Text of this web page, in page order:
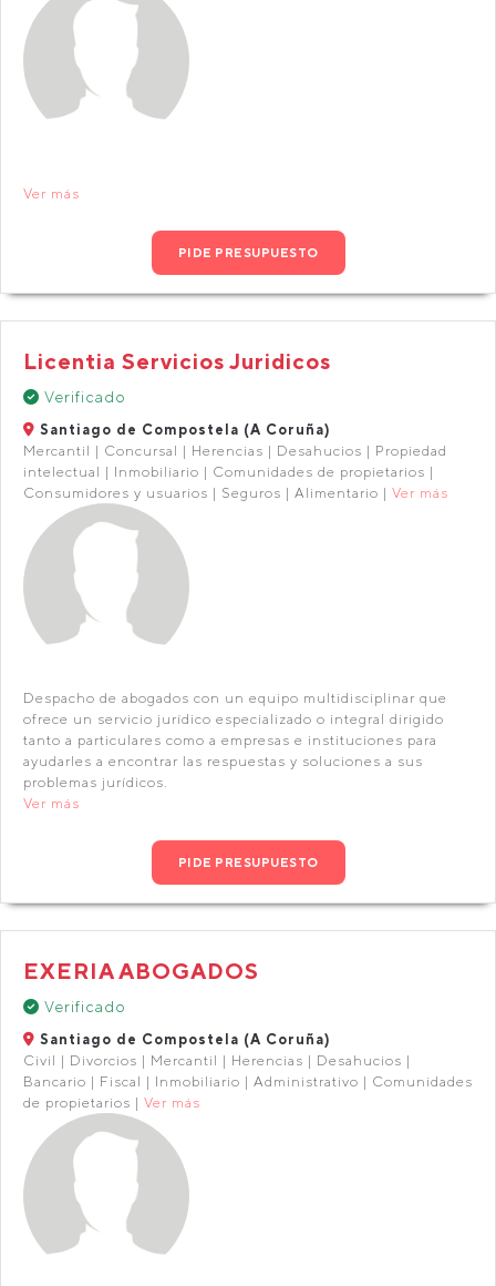
Ver más
PIDE PRESUPUESTO
Licentia Servicios Juridicos
Verificado
Santiago de Compostela (A Coruña)
Mercantil | Concursal | Herencias | Desahucios | Propiedad
intelectual | Inmobiliario | Comunidades de propietarios |
Consumidores y usuarios | Seguros | Alimentario | Ver más
Despacho de abogados con un equipo multidisciplinar que
ofrece un servicio jurídico especializado o integral dirigido
tanto a particulares como a empresas e instituciones para
ayudarles a encontrar las respuestas y soluciones a sus
problemas jurídicos.
Ver más
PIDE PRESUPUESTO
EXERIA ABOGADOS
Verificado
Santiago de Compostela (A Coruña)
Civil | Divorcios | Mercantil | Herencias | Desahucios |
Bancario | Fiscal | Inmobiliario | Administrativo | Comunidades
de propietarios | Ver más